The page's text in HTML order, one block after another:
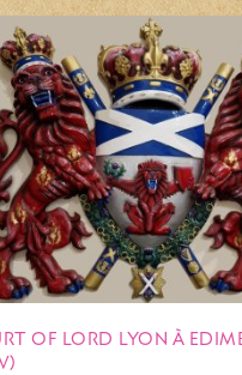
OF LORD LYON À